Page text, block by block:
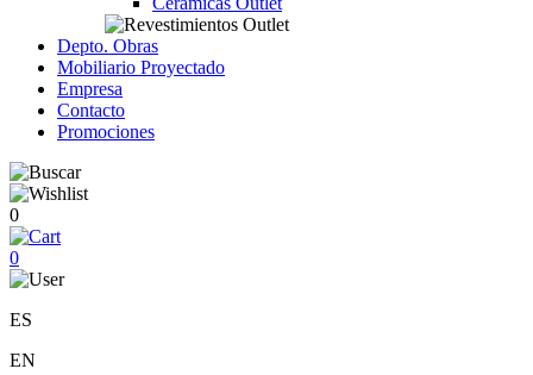
Depto. Obras
Mobiliario Proyectado
Empresa
Contacto
Promociones
0
0
ES
EN